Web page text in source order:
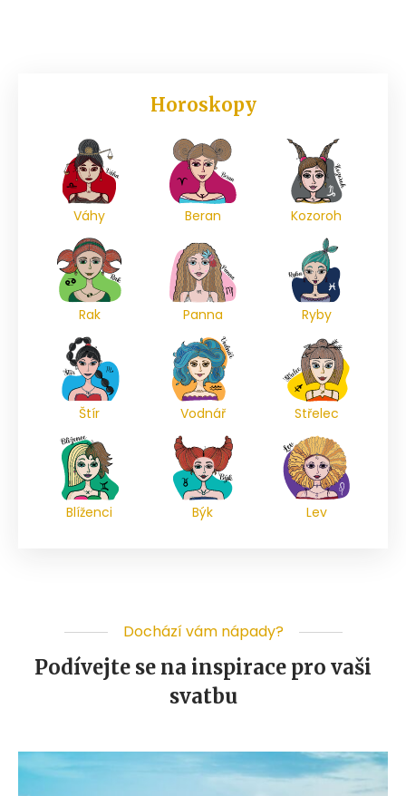
Horoskopy
Váhy Beran Kozoroh
Rak Panna Ryby
Štír Vodnář Střelec
Blíženci Býk Lev
Dochází vám nápady?
Podívejte se na inspirace pro vaši
svatbu